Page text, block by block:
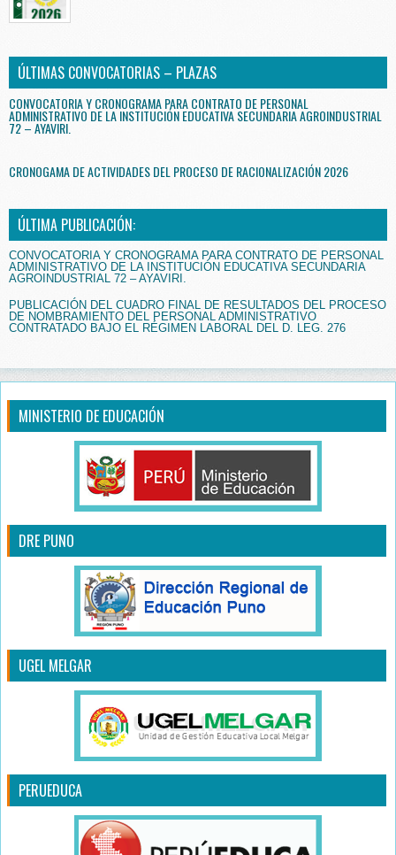
ÚLTIMAS CONVOCATORIAS – PLAZAS
CONVOCATORIA Y CRONOGRAMA PARA CONTRATO DE PERSONAL
ADMINISTRATIVO DE LA INSTITUCIÓN EDUCATIVA SECUNDARIA AGROINDUSTRIAL
72 – AYAVIRI.
CRONOGAMA DE ACTIVIDADES DEL PROCESO DE RACIONALIZACIÓN 2026
ÚLTIMA PUBLICACIÓN:
CONVOCATORIA Y CRONOGRAMA PARA CONTRATO DE PERSONAL
ADMINISTRATIVO DE LA INSTITUCIÓN EDUCATIVA SECUNDARIA
AGROINDUSTRIAL 72 – AYAVIRI.
PUBLICACIÓN DEL CUADRO FINAL DE RESULTADOS DEL PROCESO
DE NOMBRAMIENTO DEL PERSONAL ADMINISTRATIVO
CONTRATADO BAJO EL RÉGIMEN LABORAL DEL D. LEG. 276
MINISTERIO DE EDUCACIÓN
DRE PUNO
UGEL MELGAR
PERUEDUCA